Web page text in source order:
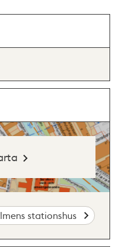
stationshus